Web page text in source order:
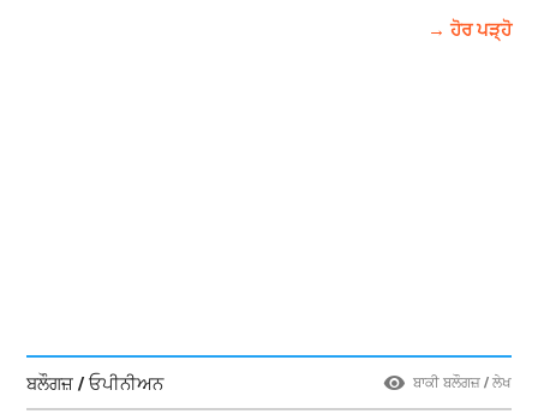
→ ਹੋਰ ਪੜ੍ਹੋ
ਬਲੌਗਜ਼ / ਓਪੀਨੀਅਨ ਬਾਕੀ ਬਲੌਗਜ਼ / ਲੇਖ